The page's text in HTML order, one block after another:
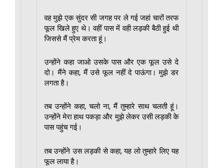
वह मुझे एक सुंदर सी जगह पर ले गई जहां चारों तरफ
फूल खिले हुए थे। वहीं पास में वही लड़की बैठी हुई थी
जिससे मैं प्रेम करता हूं।
उन्होंने कहा जाओ उसके पास और एक फूल उसे दे
दो। मैंने कहा, मैं उसे फूल नहीं दे पाऊंगा। मुझे डर
लगता है।
तब उन्होंने कहा, चलो ना, मैं तुम्हारे साथ चलती हूं।
उन्होंने मेरा हाथ पकड़ा और मुझे लेकर उसी लड़की के
पास पहुंच गई।
तब उन्होंने उस लड़की से कहा, यह लो तुम्हारे लिए यह
फूल लाया है।